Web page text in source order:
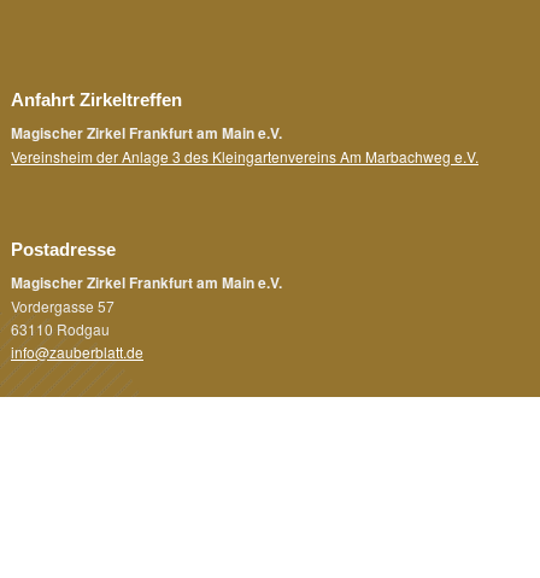
Anfahrt Zirkeltreffen
Magischer Zirkel Frankfurt am Main e.V.
Vereinsheim der Anlage 3 des Kleingartenvereins Am Marbachweg e.V.
Postadresse
Magischer Zirkel Frankfurt am Main e.V.
Vordergasse 57
63110 Rodgau
info@zauberblatt.de